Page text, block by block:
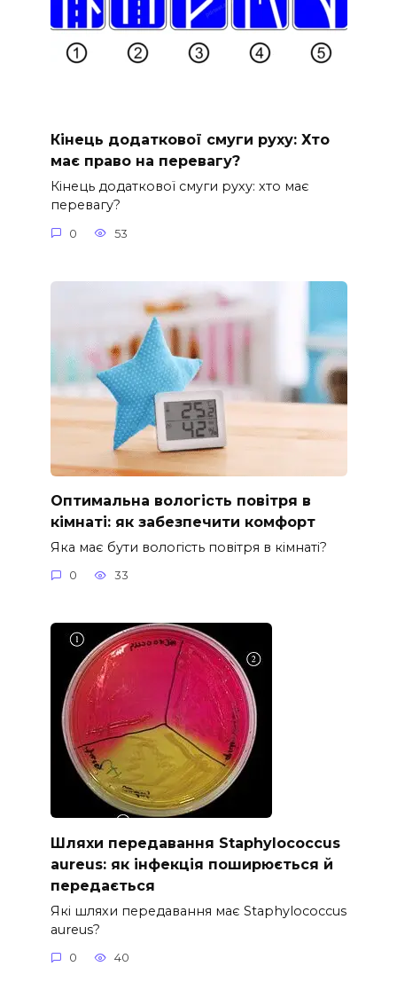
Кінець додаткової смуги руху: Хто
має право на перевагу?
Кінець додаткової смуги руху: хто має
перевагу?
0 53
Оптимальна вологість повітря в
кімнаті: як забезпечити комфорт
Яка має бути вологість повітря в кімнаті?
0 33
Шляхи передавання Staphylococcus
aureus: як інфекція поширюється й
передається
Які шляхи передавання має Staphylococcus
aureus?
0 40